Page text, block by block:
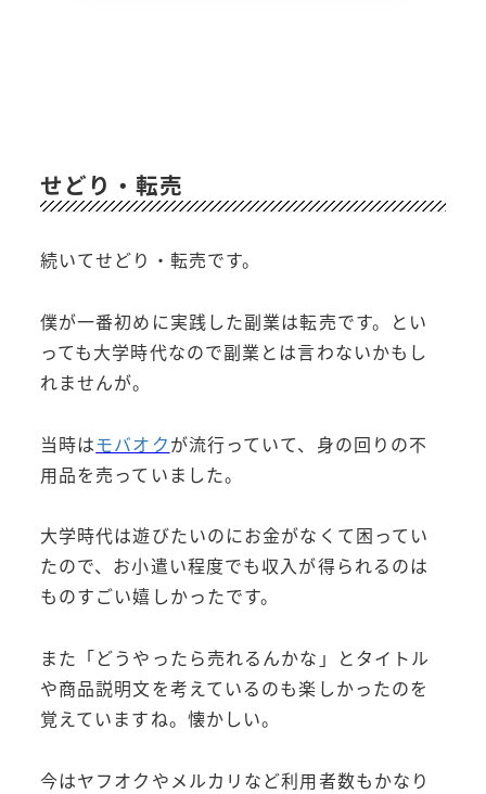
せどり・転売
続いてせどり・転売です。
僕が一番初めに実践した副業は転売です。とい
っても大学時代なので副業とは言わないかもし
れませんが。
当時はモバオクが流行っていて、身の回りの不
用品を売っていました。
大学時代は遊びたいのにお金がなくて困ってい
たので、お小遣い程度でも収入が得られるのは
ものすごい嬉しかったです。
また「どうやったら売れるんかな」とタイトル
や商品説明文を考えているのも楽しかったのを
覚えていますね。懐かしい。
今はヤフオクやメルカリなど利用者数もかなり